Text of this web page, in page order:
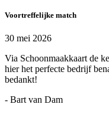
Voortreffelijke match
30 mei 2026
Via Schoonmaakkaart de
hier het perfecte bedrijf
bedankt!
- Bart van Dam